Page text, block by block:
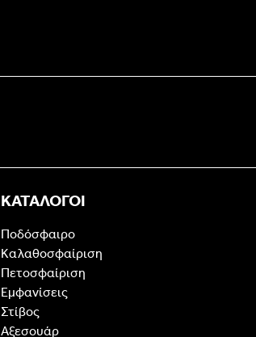
ΚΑΤΑΛΟΓΟΙ
Ποδόσφαιρο
Καλαθοσφαίριση
Πετοσφαίριση
Εμφανίσεις
Στίβος
Αξεσουάρ